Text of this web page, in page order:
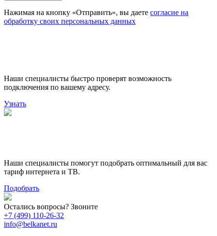
Нажимая на кнопку «Отправить», вы даете согласие на
обработку своих персональных данных
Наши специалисты быстро проверят возможность
подключения по вашему адресу.
Узнать
Наши специалисты помогут подобрать оптимальный для вас
тариф интернета и ТВ.
Подобрать
Остались вопросы? Звоните
+7 (499) 110-26-32
info@belkanet.ru